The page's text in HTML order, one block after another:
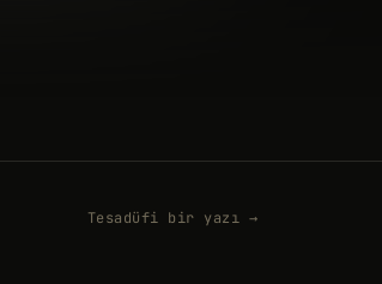
Tesadüfi bir yazı →